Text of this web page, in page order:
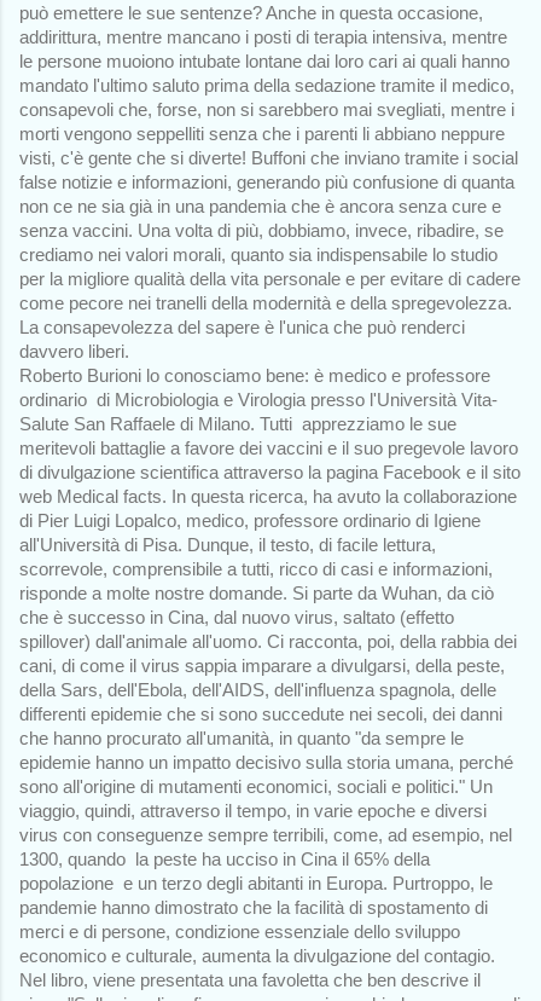
può emettere le sue sentenze? Anche in questa occasione,
addirittura, mentre mancano i posti di terapia intensiva, mentre
le persone muoiono intubate lontane dai loro cari ai quali hanno
mandato l'ultimo saluto prima della sedazione tramite il medico,
consapevoli che, forse, non si sarebbero mai svegliati, mentre i
morti vengono seppelliti senza che i parenti li abbiano neppure
visti, c'è gente che si diverte! Buffoni che inviano tramite i social
false notizie e informazioni, generando più confusione di quanta
non ce ne sia già in una pandemia che è ancora senza cure e
senza vaccini. Una volta di più, dobbiamo, invece, ribadire, se
crediamo nei valori morali, quanto sia indispensabile lo studio
per la migliore qualità della vita personale e per evitare di cadere
come pecore nei tranelli della modernità e della spregevolezza.
La consapevolezza del sapere è l'unica che può renderci
davvero liberi.
Roberto Burioni lo conosciamo bene: è medico e professore
ordinario  di Microbiologia e Virologia presso l'Università Vita-
Salute San Raffaele di Milano. Tutti  apprezziamo le sue
meritevoli battaglie a favore dei vaccini e il suo pregevole lavoro
di divulgazione scientifica attraverso la pagina Facebook e il sito
web Medical facts. In questa ricerca, ha avuto la collaborazione
di Pier Luigi Lopalco, medico, professore ordinario di Igiene
all'Università di Pisa. Dunque, il testo, di facile lettura,
scorrevole, comprensibile a tutti, ricco di casi e informazioni,
risponde a molte nostre domande. Si parte da Wuhan, da ciò
che è successo in Cina, dal nuovo virus, saltato (effetto
spillover) dall'animale all'uomo. Ci racconta, poi, della rabbia dei
cani, di come il virus sappia imparare a divulgarsi, della peste,
della Sars, dell'Ebola, dell'AIDS, dell'influenza spagnola, delle
differenti epidemie che si sono succedute nei secoli, dei danni
che hanno procurato all'umanità, in quanto "da sempre le
epidemie hanno un impatto decisivo sulla storia umana, perché
sono all'origine di mutamenti economici, sociali e politici." Un
viaggio, quindi, attraverso il tempo, in varie epoche e diversi
virus con conseguenze sempre terribili, come, ad esempio, nel
1300, quando  la peste ha ucciso in Cina il 65% della
popolazione  e un terzo degli abitanti in Europa. Purtroppo, le
pandemie hanno dimostrato che la facilità di spostamento di
merci e di persone, condizione essenziale dello sviluppo
economico e culturale, aumenta la divulgazione del contagio.
Nel libro, viene presentata una favoletta che ben descrive il